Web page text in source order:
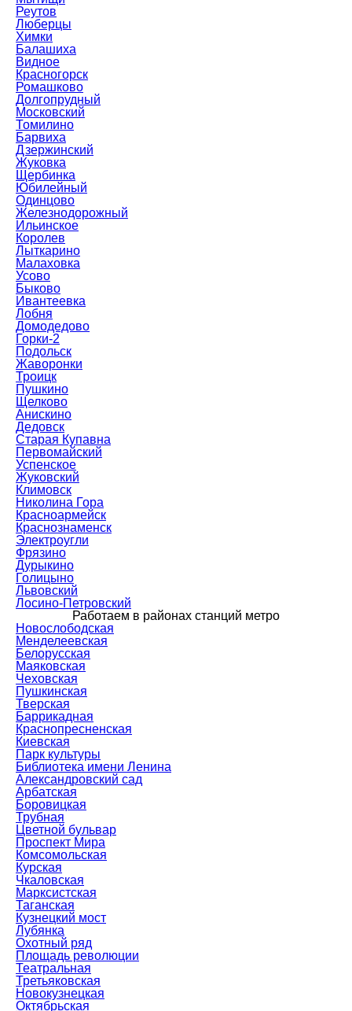
Реутов
Люберцы
Химки
Балашиха
Видное
Красногорск
Ромашково
Долгопрудный
Московский
Томилино
Барвиха
Дзержинский
Жуковка
Щербинка
Юбилейный
Одинцово
Железнодорожный
Ильинское
Королев
Лыткарино
Малаховка
Усово
Быково
Ивантеевка
Лобня
Домодедово
Горки-2
Подольск
Жаворонки
Троицк
Пушкино
Щелково
Анискино
Дедовск
Старая Купавна
Первомайский
Успенское
Жуковский
Климовск
Николина Гора
Красноармейск
Краснознаменск
Электроугли
Фрязино
Дурыкино
Голицыно
Львовский
Лосино-Петровский
Работаем в районах станций метро
Новослободская
Менделеевская
Белорусская
Маяковская
Чеховская
Пушкинская
Тверская
Баррикадная
Краснопресненская
Киевская
Парк культуры
Библиотека имени Ленина
Александровский сад
Арбатская
Боровицкая
Трубная
Цветной бульвар
Проспект Мира
Комсомольская
Курская
Чкаловская
Марксистская
Таганская
Кузнецкий мост
Лубянка
Охотный ряд
Площадь революции
Театральная
Третьяковская
Новокузнецкая
Октябрьская